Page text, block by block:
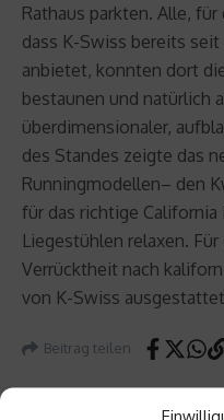
Rathaus parkten. Alle,
dass K-Swiss bereits
anbietet, konnten dort
bestaunen und natürlich
überdimensionaler,
des Standes zeigte das
Runningmodellen– den
für das richtige
Liegestühlen relaxen.
Verrücktheit nach
von K-Swiss
Beitrag teilen